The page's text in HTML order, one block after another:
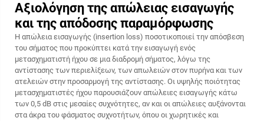
Αξιολόγηση της απώλειας εισαγωγής
και της απόδοσης παραμόρφωσης
Η απώλεια εισαγωγής (insertion loss) ποσοτικοποιεί την απόσβεση
του σήματος που προκύπτει κατά την εισαγωγή ενός
μετασχηματιστή ήχου σε μια διαδρομή σήματος, λόγω της
αντίστασης των περιελίξεων, των απωλειών στον πυρήνα και των
ατελειών στην προσαρμογή της αντίστασης. Οι υψηλής ποιότητας
μετασχηματιστές ήχου παρουσιάζουν απώλειες εισαγωγής κάτω
των 0,5 dB στις μεσαίες συχνότητες, αν και οι απώλειες αυξάνονται
στα άκρα του φάσματος συχνοτήτων, όπου οι χωρητικές και